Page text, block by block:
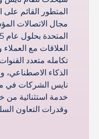
المتطور القائم على
مجال الاتصالات
العلاقات مع
تكامله متعدد
الذكاء الاصطناعي،
نايس الشركات في
خدمة استثنائية من
وقدرات التعاون